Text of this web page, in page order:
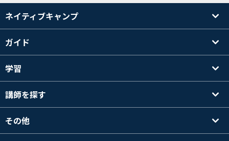
ネイティブキャンプ
ガイド
学習
講師を探す
その他